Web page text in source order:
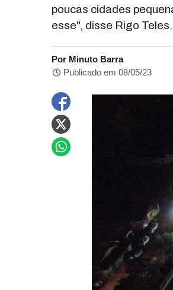
poucas cidades
esse", disse Rigo Teles.
Por Minuto Barra
Publicado em 08/05/23